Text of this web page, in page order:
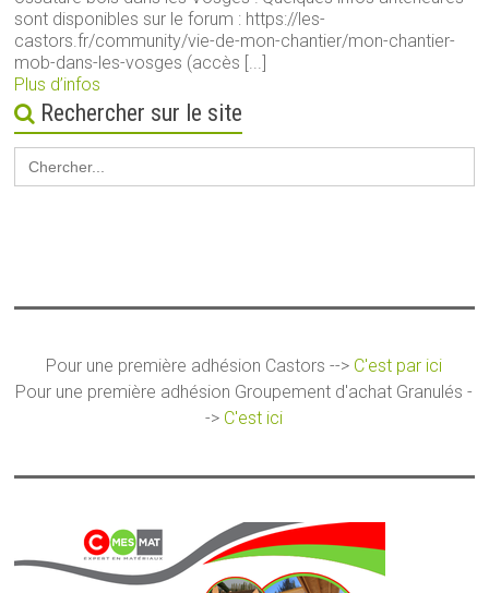
sont disponibles sur le forum : https://les-
castors.fr/community/vie-de-mon-chantier/mon-chantier-
mob-dans-les-vosges (accès [...]
Plus d’infos
Rechercher sur le site
Search
for:
Pour une première adhésion Castors --> C'est par ici
Pour une première adhésion Groupement d'achat Granulés -
-> C'est ici